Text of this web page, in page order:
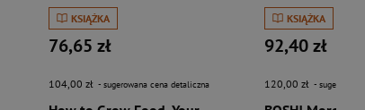
KSIĄŻKA
76,65 zł
104,00 zł - sugerowana cena detaliczna
KSIĄŻKA
92,40 zł
120,00 zł -